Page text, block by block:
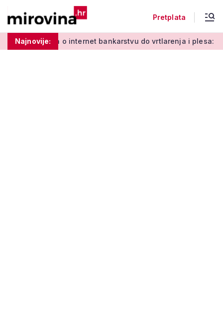
Pretplata
Najnovije:
Od učenja o internet bankarstvu do vrtlarenja i plesa: 'Da